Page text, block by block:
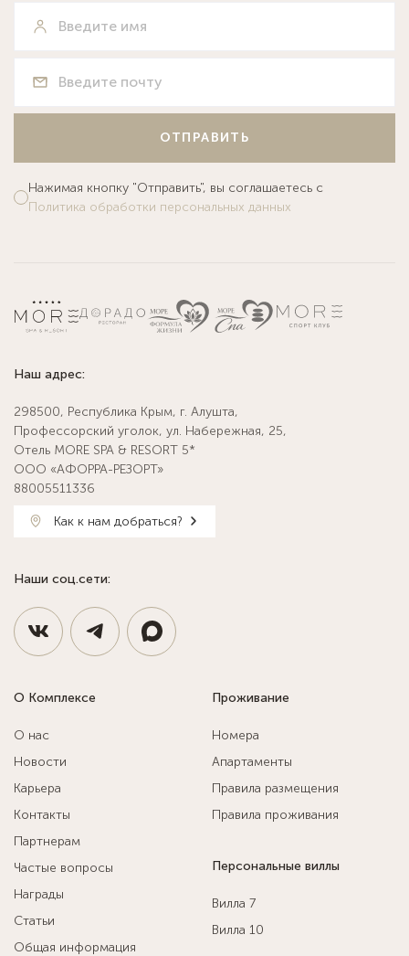
ОТПРАВИТЬ
Нажимая кнопку "Отправить", вы соглашаетесь с
Политика обработки персональных данных
Наш адрес:
298500, Республика Крым, г. Алушта,
Профессорский уголок, ул. Набережная, 25,
Отель MORE SPA & RESORT 5*
ООО «АФОРРА-РЕЗОРТ»
88005511336
Как к нам добраться?
Наши соц.сети:
О Комплексе
О нас
Новости
Карьера
Контакты
Партнерам
Частые вопросы
Награды
Статьи
Общая информация
Проживание
Номера
Апартаменты
Правила размещения
Правила проживания
Персональные виллы
Вилла 7
Вилла 10